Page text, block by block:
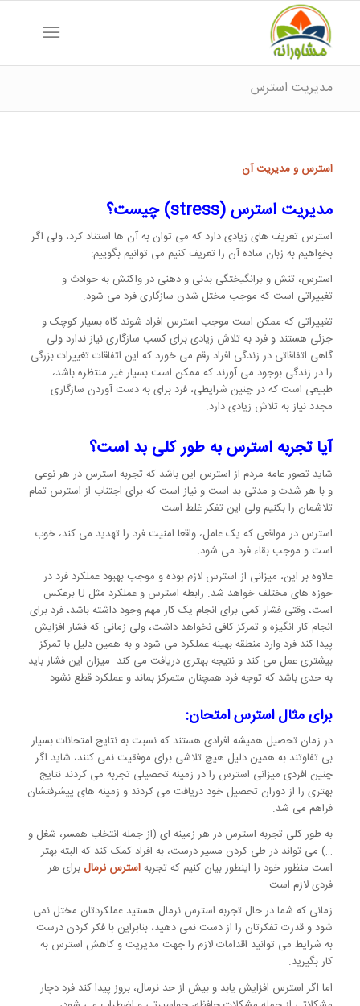
مدیریت استرس
استرس و مدیریت آن
مدیریت استرس(stress) چیست؟
استرس تعریف های زیادی دارد که می توان به آن ها استناد کرد، ولی اگر
بخواهیم به زبان ساده آن را تعریف کنیم می توانیم بگوییم:
استرس، تنش و برانگیختگی بدنی و ذهنی در واکنش به حوادث و
تغییراتی است که موجب مختل شدن سازگاری فرد می شود.
تغییراتی که ممکن است موجب استرس افراد شوند گاه بسیار کوچک و
جزئی هستند و فرد به تلاش زیادی برای کسب سازگاری نیاز ندارد ولی
گاهی اتفاقاتی در زندگی افراد رقم می خورد که این اتفاقات تغییرات بزرگی
را در زندگی بوجود می آورند که ممکن است بسیار غیر منتظره باشد،
طبیعی است که در چنین شرایطی، فرد برای به دست آوردن سازگاری
مجدد نیاز به تلاش زیادی دارد.
آیا تجربه استرس به طور کلی بد است؟
شاید تصور عامه مردم از استرس این باشد که تجربه استرس در هر نوعی
و با هر شدت و مدتی بد است و نیاز است که برای اجتناب از استرس تمام
تلاشمان را بکنیم ولی این تفکر غلط است.
استرس در مواقعی که یک عامل، واقعا امنیت فرد را تهدید می کند، خوب
است و موجب بقاء فرد می شود.
علاوه بر این، میزانی از استرس لازم بوده و موجب بهبود عملکرد فرد در
حوزه های مختلف خواهد شد. رابطه استرس و عملکرد مثل U برعکس
است، وقتی فشار کمی برای انجام یک کار مهم وجود داشته باشد، فرد برای
انجام کار انگیزه و تمرکز کافی نخواهد داشت، ولی زمانی که فشار افزایش
پیدا کند فرد وارد منطقه بهینه عملکرد می شود و به همین دلیل با تمرکز
بیشتری عمل می کند و نتیجه بهتری دریافت می کند. میزان این فشار باید
به حدی باشد که توجه فرد همچنان متمرکز بماند و عملکرد قطع نشود.
برای مثال استرس امتحان:
در زمان تحصیل همیشه افرادی هستند که نسبت به نتایج امتحانات بسیار
بی تفاوتند به همین دلیل هیچ تلاشی برای موفقیت نمی کنند، شاید اگر
چنین افردی میزانی استرس را در زمینه تحصیلی تجربه می کردند نتایج
بهتری را از دوران تحصیل خود دریافت می کردند و زمینه های پیشرفتشان
فراهم می شد.
به طور کلی تجربه استرس در هر زمینه ای (از جمله انتخاب همسر، شغل و
…) می تواند در طی کردن مسیر درست، به افراد کمک کند که البته بهتر
است منظور خود را اینطور بیان کنیم که تجربهاسترس نرمالبرای هر
فردی لازم است.
زمانی که شما در حال تجربه استرس نرمال هستید عملکردتان مختل نمی
شود و قدرت تفکرتان را از دست نمی دهید، بنابراین با فکر کردن درست
به شرایط می توانید اقدامات لازم را جهت مدیریت و کاهش استرس به
کار بگیرید.
اما اگر استرس افزایش یابد و بیش از حد نرمال، بروز پیدا کند فرد دچار